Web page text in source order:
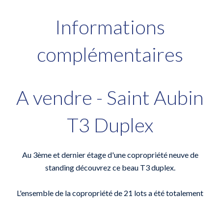
Informations
complémentaires
A vendre - Saint Aubin
T3 Duplex
Au 3ème et dernier étage d'une copropriété neuve de
standing découvrez ce beau T3 duplex.
L'ensemble de la copropriété de 21 lots a été totalement